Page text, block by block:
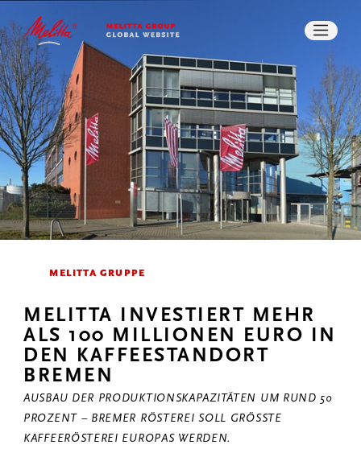
IMPACT
STORIES
KARRIERE
PRESSE
DOWNLOADS
SUCHE
KONTAKT
MELITTA GRUPPE
MELITTA INVESTIERT MEHR
ALS 100 MILLIONEN EURO IN
DEN KAFFEESTANDORT
BREMEN
AUSBAU DER PRODUKTIONSKAPAZITÄTEN UM RUND 50
PROZENT – BREMER RÖSTEREI SOLL GRÖSSTE K
AFFEERÖSTEREI EUROPAS
WERDEN.